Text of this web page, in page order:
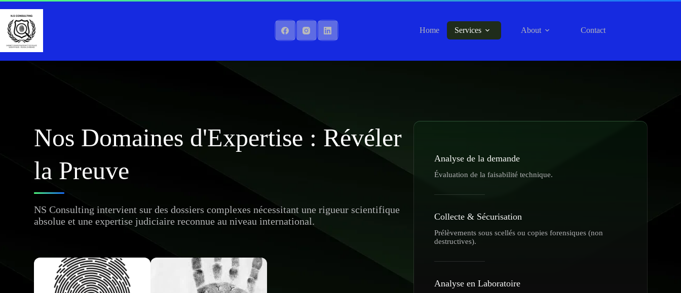
Home Services About Contact
Nos Domaines d'Expertise : Révéler
la Preuve
NS Consulting intervient sur des dossiers complexes nécessitant une rigueur scientifique
absolue et une expertise judiciaire reconnue au niveau international.
Analyse de la demande
Évaluation de la faisabilité technique.
Collecte & Sécurisation
Prélèvements sous scellés ou copies forensiques (non
destructives).
Analyse en Laboratoire